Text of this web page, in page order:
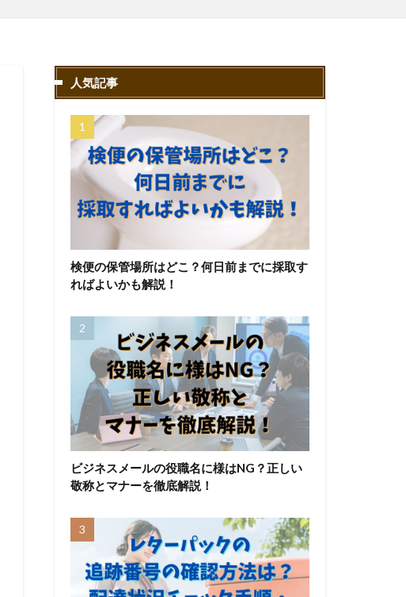
人気記事
検便の保管場所はどこ？何日前までに採取す
ればよいかも解説！
ビジネスメールの役職名に様はNG？正しい
敬称とマナーを徹底解説！